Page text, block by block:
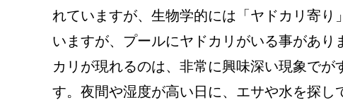
れていますが、生物学的には「ヤドカリ寄
いますが、プールにヤドカリがいる事があ
カリが現れるのは、非常に興味深い現象で
す。夜間や湿度が高い日に、エサや水を探